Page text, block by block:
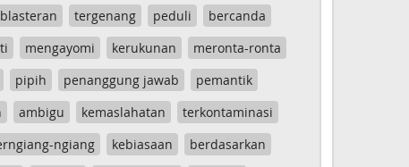
blasteran tergenang peduli
bercanda
mengayomi kerukunan
meronta-ronta
pipih penanggung jawab
pemantik
ambigu kemaslahatan
terkontaminasi
ngiang kebiasaan
berdasarkan